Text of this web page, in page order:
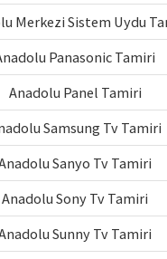
Merkezi Sistem Uydu
Panasonic Tamiri
Anadolu Panel Tamiri
Samsung Tv Tamiri
Sanyo Tv Tamiri
Anadolu Sony Tv Tamiri
Sunny Tv Tamiri